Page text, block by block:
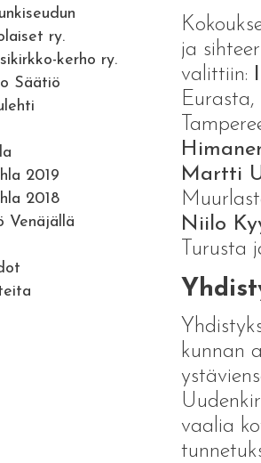
ry.
kerho ry.
Säätiö
2019
2018
Venäjällä
ja
valittiin:
Eurasta,
Martti
Niilo
Turusta
kunnan
vaalia